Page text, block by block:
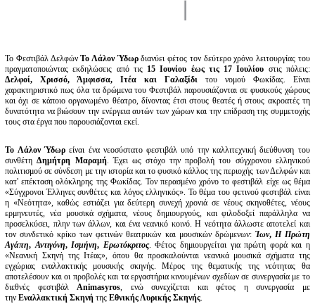
Το Φεστιβάλ ΔελφώνΤο Λάλον Ύδωρδιανύει φέτος τον δεύτερο χρόνο λειτουργίας του
πραγματοποιώντας εκδηλώσεις από τις 15 Ιουνίου έως τις 17 Ιουλίου στις πόλεις:
Δελφοί, Χρισσό, Άμφισσα, Ιτέα και Γαλαξίδιτου νομού Φωκίδας. Είναι
χαρακτηριστικό πως όλα τα δρώμενα του Φεστιβάλ παρουσιάζονται σε φυσικούς χώρους
και όχι σε κάποιο οργανωμένο θέατρο, δίνοντας έτσι στους θεατές ή στους ακροατές τη
δυνατότητα να βιώσουν την ενέργεια αυτών των χώρων και την επίδραση της συμμετοχής
τους στα έργα που παρουσιάζονται εκεί.
Το Λάλον Ύδωρείναι ένα νεοσύστατο φεστιβάλ υπό την καλλιτεχνική διεύθυνση του
συνθέτηΔημήτρη Μαραμή. Έχει ως στόχο την προβολή του σύγχρονου ελληνικού
πολιτισμού σε σύνδεση με την ιστορία και το φυσικό κάλλος της περιοχής των Δελφών και
κατ' επέκταση ολόκληρης της Φωκίδας. Τον περασμένο χρόνο το φεστιβάλ είχε ως θέμα
«Σύγχρονοι Έλληνες συνθέτες και λόγος ελληνικός». Το θέμα του φετινού φεστιβάλ είναι
η «Νεότητα», καθώς εστιάζει για δεύτερη συνεχή χρονιά σε νέους σκηνοθέτες, νέους
ερμηνευτές, νέα μουσικά σχήματα, νέους δημιουργούς, και φιλοδοξεί παράλληλα να
προσελκύσει, πλην των άλλων, και ένα νεανικό κοινό. Η νεότητα άλλωστε αποτελεί και
τον συνδετικό κρίκο των φετινών θεατρικών και μουσικών δρώμενων: Ίων, Η Πρώτη
Αγάπη,Αντιγόνη,Ισμήνη, Ερωτόκριτος. Φέτος δημιουργείται για πρώτη φορά και η
«Νεανική Σκηνή της Ιτέας», όπου θα προσκαλούνται νεανικά μουσικά σχήματα της
εγχώριας εναλλακτικής μουσικής σκηνής. Μέρος της θεματικής της νεότητας θα
αποτελέσουν και οι προβολές και τα εργαστήρια κινουμένων σχεδίων σε συνεργασία με το
διεθνές φεστιβάλΑnimasyros, ενώ συνεχίζεται και φέτος η συνεργασία με
τηνΕναλλακτική Σκηνή τηςΕθνικής Λυρικής Σκηνής.